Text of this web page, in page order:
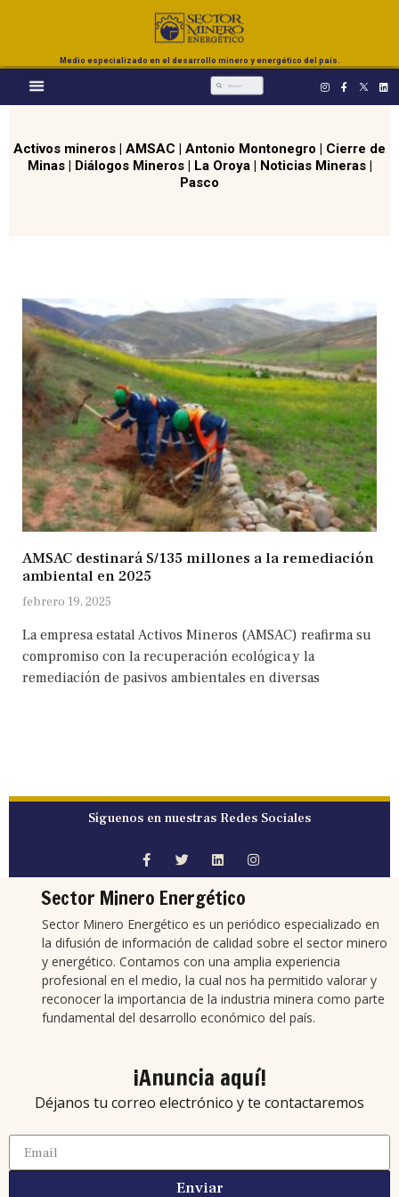
Medio especializado en el desarrollo minero y energético del país.
Activos mineros | AMSAC | Antonio Montonegro | Cierre de
Minas| Diálogos Mineros| La Oroya| Noticias Mineras|
Pasco
AMSAC destinará S/135 millones a la remediación
ambiental en 2025
febrero 19, 2025
La empresa estatal Activos Mineros (AMSAC) reafirma su
compromiso con la recuperación ecológica y la
remediación de pasivos ambientales en diversas
Síguenos en nuestras Redes Sociales
Sector Minero Energético
Sector Minero Energético es un periódico especializado en
la difusión de información de calidad sobre el sector minero
y energético. Contamos con una amplia experiencia
profesional en el medio, la cual nos ha permitido valorar y
reconocer la importancia de la industria minera como parte
fundamental del desarrollo económico del país.
¡Anuncia aquí!
Déjanos tu correo electrónico y te contactaremos
Enviar